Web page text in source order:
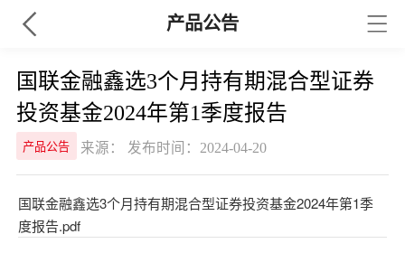
产品公告
国联金融鑫选3个月持有期混合型证券
投资基金2024年第1季度报告
产品公告 来源： 发布时间：2024-04-20
国联金融鑫选3个月持有期混合型证券投资基金2024年第1季
度报告.pdf